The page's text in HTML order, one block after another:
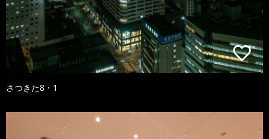
さつきた8・1